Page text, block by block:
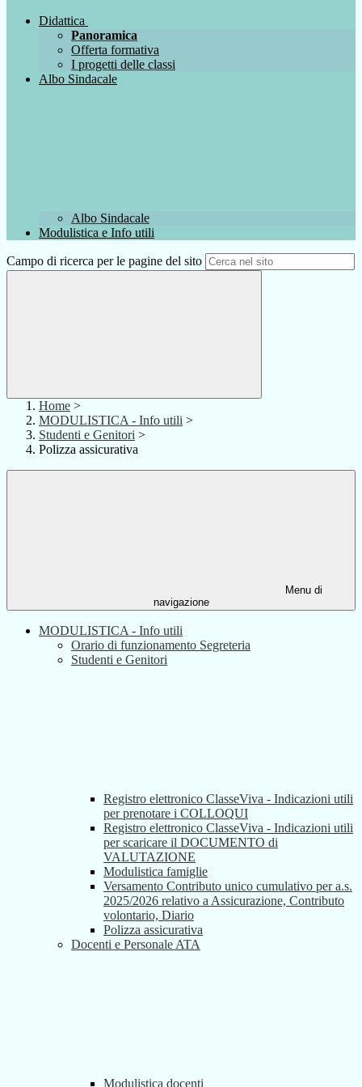
Didattica
Panoramica
Offerta formativa
I progetti delle classi
Albo Sindacale
Albo Sindacale
Modulistica e Info utili
Campo di ricerca per le pagine del sito
Home >
MODULISTICA - Info utili >
Studenti e Genitori >
Polizza assicurativa
Menu di
navigazione
MODULISTICA - Info utili
Orario di funzionamento Segreteria
Studenti e Genitori
Registro elettronico ClasseViva - Indicazioni utili
per prenotare i COLLOQUI
Registro elettronico ClasseViva - Indicazioni utili
per scaricare il DOCUMENTO di
VALUTAZIONE
Modulistica famiglie
Versamento Contributo unico cumulativo per a.s.
2025/2026 relativo a Assicurazione, Contributo
volontario, Diario
Polizza assicurativa
Docenti e Personale ATA
Modulistica docenti